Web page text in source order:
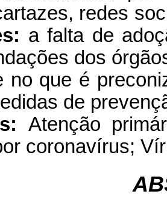
redes
a falta de
dos
no que é
de
Atenção
coronavírus;